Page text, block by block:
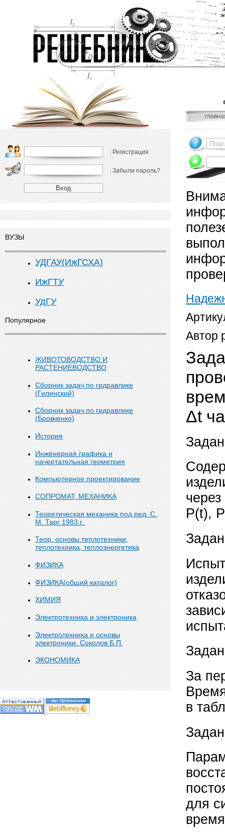
Регистрация
Забыли пароль?
ВУЗЫ
УДГАУ(ИжГСХА)
ИжГТУ
УдГУ
Популярное
ЖИВОТОВОДСТВО И
РАСТЕНИЕВОДСТВО
Сборник задач по гидравлике
(Гилинский)
Сборник задач по гидравлике
(Бровченко)
История
Инженерная графика и
начертательная геометрия
Компьютерное проектирование
СОПРОМАТ, МЕХАНИКА
Теоретическая механика под ред. С.
М. Тарг 1983 г.
Теор. основы теплотехники,
теплотехника, теплоэнергетика
ФИЗИКА
ФИЗИКА(общий каталог)
ХИМИЯ
Электротехника и электроника
Электротехника и основы
электроники. Соколов Б.П.
ЭКОНОМИКА
Автор
Δt
Р(t),
За
в
для